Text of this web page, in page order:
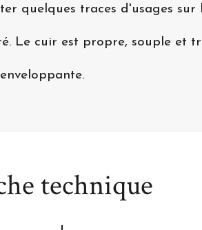
quelques traces d'usages sur
Le cuir est propre, souple et
technique